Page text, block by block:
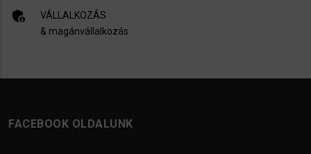
admin_panel_settings
VÁLLALKOZÁS
& magánvállalkozás
FACEBOOK OLDALUNK